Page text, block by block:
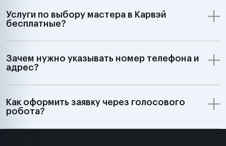
Услуги по выбору мастера в Карвэй
бесплатные?
Зачем нужно указывать номер телефона и
адрес?
Как оформить заявку через голосового
робота?